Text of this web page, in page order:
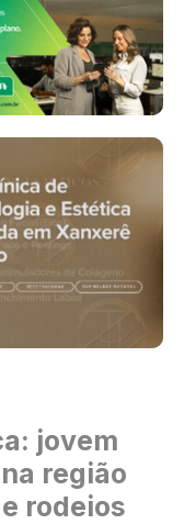
jovem
região
rodeios